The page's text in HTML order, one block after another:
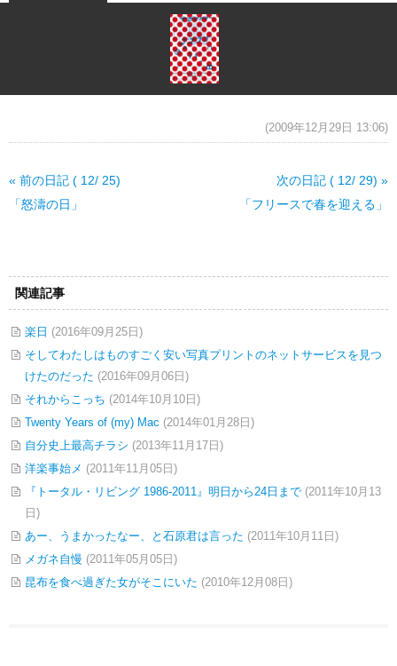
(2009年12月29日 13:06)
« 前の日記 ( 12/ 25)
「怒濤の日」
次の日記 ( 12/ 29) »
「フリースで春を迎える」
関連記事
楽日 (2016年09月25日)
そしてわたしはものすごく安い写真プリントのネットサービスを見つ
けたのだった (2016年09月06日)
それからこっち (2014年10月10日)
Twenty Years of (my) Mac (2014年01月28日)
自分史上最高チラシ (2013年11月17日)
洋楽事始メ (2011年11月05日)
『トータル・リビング 1986-2011』明日から24日まで (2011年10月13
日)
あー、うまかったなー、と石原君は言った (2011年10月11日)
メガネ自慢 (2011年05月05日)
昆布を食べ過ぎた女がそこにいた (2010年12月08日)